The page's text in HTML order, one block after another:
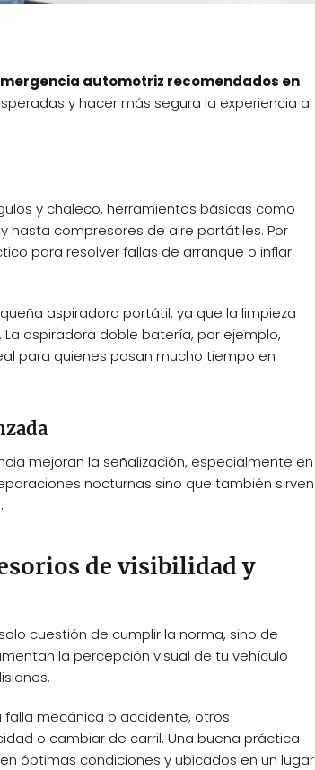
automotriz recomendados en
y hacer más segura la experiencia al
y chaleco, herramientas básicas como
hasta compresores de aire portátiles. Por
para resolver fallas de arranque o inflar
aspiradora portátil, ya que la limpieza
aspiradora doble batería, por ejemplo,
para quienes pasan mucho tiempo en
mejoran la señalización, especialmente en
nocturnas sino que también sirven
de visibilidad y
cuestión de cumplir la norma, sino de
la percepción visual de tu vehículo
falla mecánica o accidente, otros
o cambiar de carril. Una buena práctica
óptimas condiciones y ubicados en un lugar